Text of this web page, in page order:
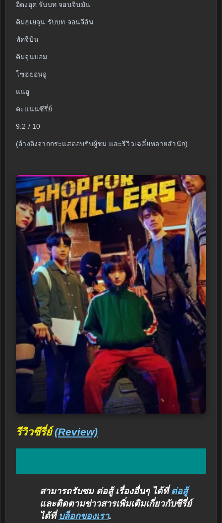
อีดงอุค รับบท จอนจินมัน
คิมฮเยจุน รับบท จอนจีอัน
พัคจีบิน
คิมจุนบอม
โซฮยอนอู
แนอู
คะแนนซีรี่ย์
9.2 / 10
(อ้างอิงจากกระแสตอบรับผู้ชม และรีวิวเฉลี่ยหลายสำนัก)
รีวิวซีรี่ย์(Review)
สามารถรับชม ต่อสู้ เรื่องอื่นๆ ได้ที่ ต่อสู้
และติดตามข่าวสารเพิ่มเติมเกี่ยวกับซีรี่ย์
ได้ที่ บล็อกของเรา.